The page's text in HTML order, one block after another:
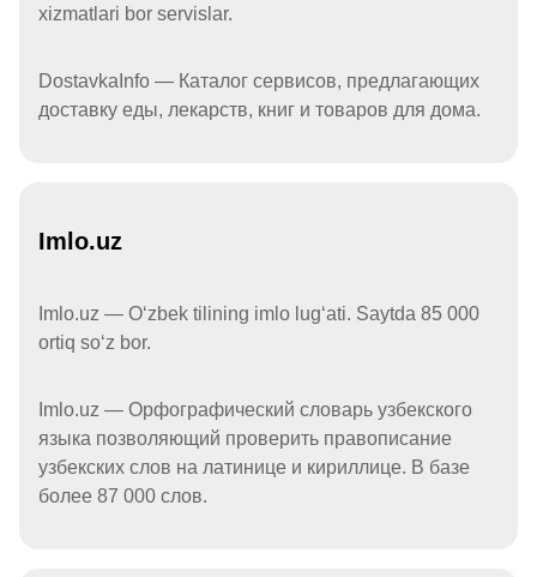
xizmatlari bor servislar.
DostavkaInfo — Каталог сервисов, предлагающих
доставку еды, лекарств, книг и товаров для дома.
Imlo.uz
Imlo.uz — Oʻzbek tilining imlo lugʻati. Saytda 85 000
ortiq soʻz bor.
Imlo.uz — Орфографический словарь узбекского
языка позволяющий проверить правописание
узбекских слов на латинице и кириллице. В базе
более 87 000 слов.